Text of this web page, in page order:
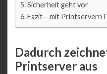
Sicherheit geht vor
Fazit – mit Printservern
Dadurch
Printserver aus